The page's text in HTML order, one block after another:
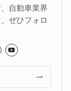
自動車業界
ぜひフォロ